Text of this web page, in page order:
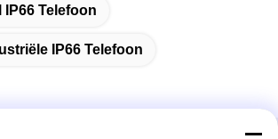
IP66 Telefoon
IP66 Telefoon